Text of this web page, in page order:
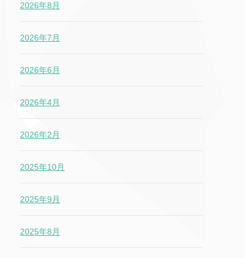
2026年8月
2026年7月
2026年6月
2026年4月
2026年2月
2025年10月
2025年9月
2025年8月